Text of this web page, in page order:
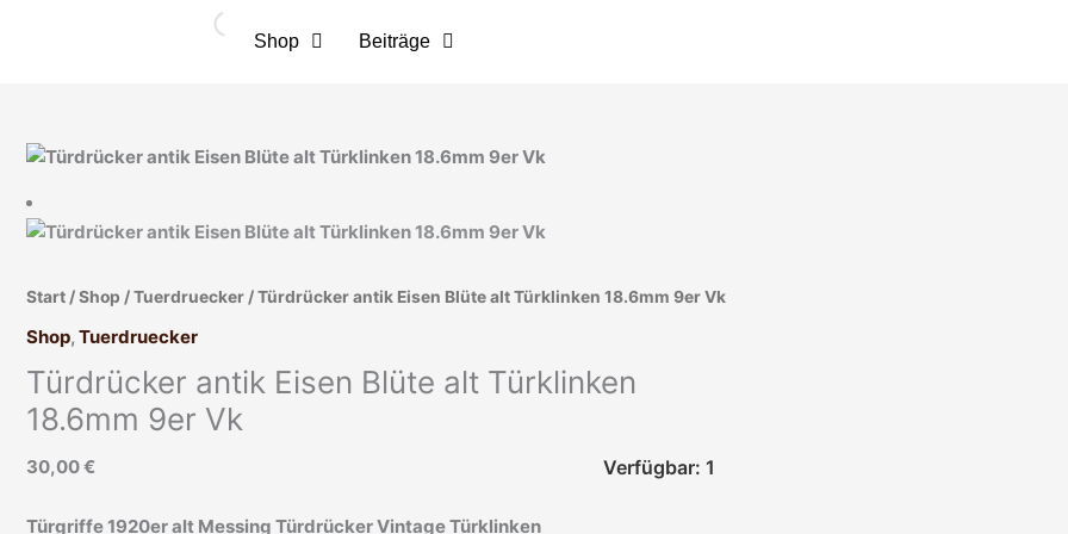
Shop Beiträge
Start /Shop /Tuerdruecker / Türdrücker antik Eisen Blüte alt Türklinken 18.6mm 9er Vk
Shop, Tuerdruecker
Türdrücker antik Eisen Blüte alt Türklinken
18.6mm 9er Vk
30,00€ Verfügbar: 1
Türgriffe 1920er alt Messing Türdrücker Vintage Türklinken
Türdrücker
Eisen
Blüte
Türklinken
18.6mm
Vk
Menge